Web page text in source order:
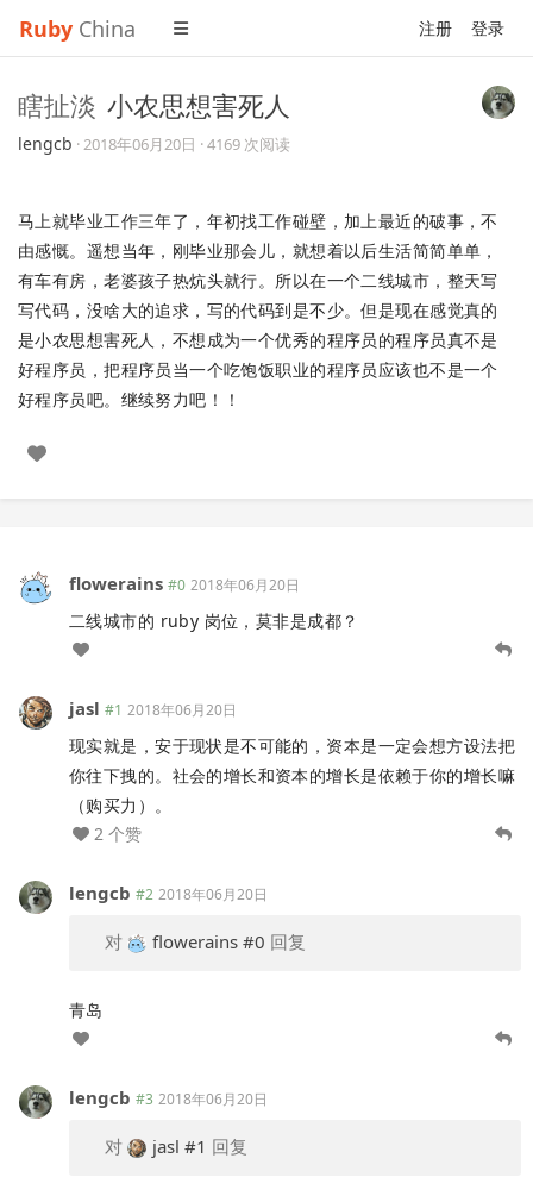
Ruby China 注册 登录
瞎扯淡 小农思想害死人
lengcb ·2018年06月20日 · 4169 次阅读
马上就毕业工作三年了，年初找工作碰壁，加上最近的破事，不
由感慨。遥想当年，刚毕业那会儿，就想着以后生活简简单单，
有车有房，老婆孩子热炕头就行。所以在一个二线城市，整天写
写代码，没啥大的追求，写的代码到是不少。但是现在感觉真的
是小农思想害死人，不想成为一个优秀的程序员的程序员真不是
好程序员，把程序员当一个吃饱饭职业的程序员应该也不是一个
好程序员吧。继续努力吧！！
flowerains #0 2018年06月20日
二线城市的 ruby 岗位，莫非是成都？
jasl #1 2018年06月20日
现实就是，安于现状是不可能的，资本是一定会想方设法把
你往下拽的。社会的增长和资本的增长是依赖于你的增长嘛
（购买力）。
2 个赞
lengcb #2 2018年06月20日
对 flowerains #0 回复
青岛
lengcb #3 2018年06月20日
对 jasl #1 回复